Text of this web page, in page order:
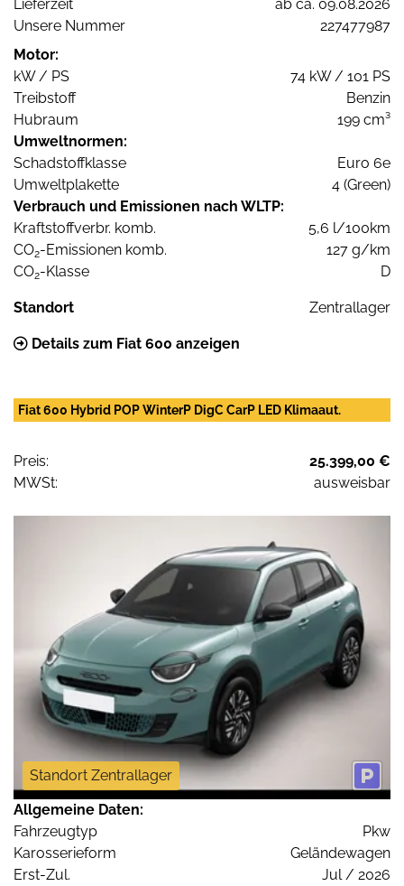
Lieferzeit
ab ca. 09.08.2026
Unsere Nummer
227477987
Motor:
kW / PS
74 kW / 101 PS
Treibstoff
Benzin
Hubraum
199 cm³
Umweltnormen:
Schadstoffklasse
Euro 6e
Umweltplakette
4 (Green)
Verbrauch und Emissionen nach WLTP:
Kraftstoffverbr. komb.
5,6 l/100km
CO2-Emissionen komb.
127 g/km
CO2-Klasse D
Standort Zentrallager
Details zum Fiat 600 anzeigen
Fiat 600 Hybrid POP WinterP DigC CarP LED Klimaaut.
Preis:
25.399,00 €
MWSt:
ausweisbar
Standort Zentrallager
Allgemeine Daten:
Fahrzeugtyp
Pkw
Karosserieform
Geländewagen
Erst-Zul.
Jul / 2026